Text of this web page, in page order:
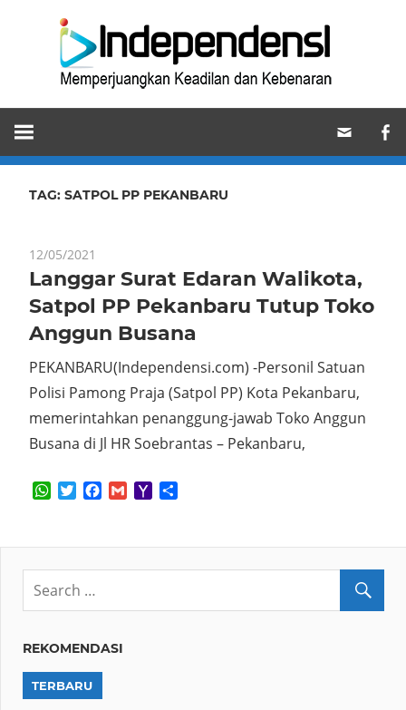
Memperjuangkan
Keadilan
dan
Kebenaran
TAG: SATPOL PP PEKANBARU
12/05/2021
Langgar Surat Edaran Walikota,
Satpol PP Pekanbaru Tutup Toko
Anggun Busana
PEKANBARU(Independensi.com) -Personil Satuan
Polisi Pamong Praja (Satpol PP) Kota Pekanbaru,
memerintahkan penanggung-jawab Toko Anggun
Busana di Jl HR Soebrantas – Pekanbaru,
WhatsApp
TwitterFacebook
GmailYahoo
REKOMENDASI
TERBARU